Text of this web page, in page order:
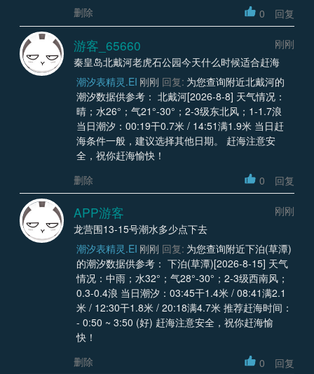
删除 0 回复
游客_65660
刚刚
秦皇岛北戴河老虎石公园今天什么时候适合赶海
潮汐表精灵.EI 刚刚 回复: 为您查询附近北戴河的
潮汐数据供参考： 北戴河[2026-8-8] 天气情况：
晴；水26°；气21°-30°；2-3级东北风；1-1.7浪
当日潮汐：00:19干0.7米 / 14:51满1.9米 当日赶
海条件一般，建议选择其他日期。 赶海注意安
全，祝你赶海愉快！
删除
0 回复
APP游客
刚刚
龙营围13-15号潮水多少点下去
潮汐表精灵.EI 刚刚 回复: 为您查询附近下泊(草潭)
的潮汐数据供参考： 下泊(草潭)[2026-8-15] 天气
情况：中雨；水32°；气28°-30°；2-3级西南风；
0.3-0.4浪 当日潮汐：03:45干1.4米 / 08:41满2.1
米 / 12:30干1.8米 / 20:18满4.7米 推荐赶海时间：
- 0:50 ~ 3:50 (好) 赶海注意安全，祝你赶海愉
快！
删除
0 回复